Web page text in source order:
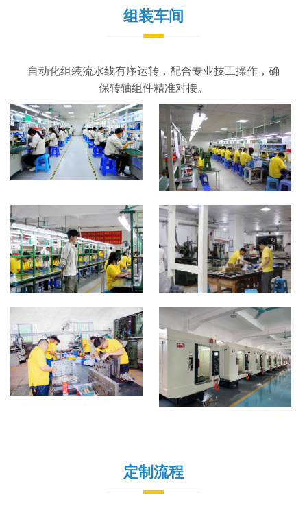
组装车间
自动化组装流水线有序运转，配合专业技工操作，确
保转轴组件精准对接。
定制流程